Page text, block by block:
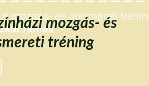
mozgás- és
tréning